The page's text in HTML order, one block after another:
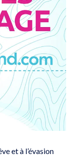
et à l’évasion